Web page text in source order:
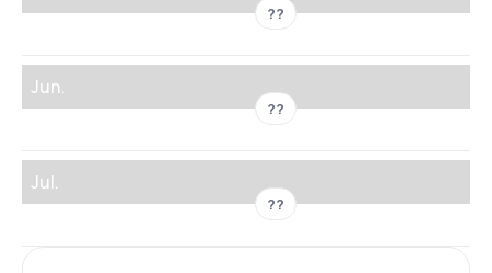
??
Jun.
??
Jul.
??